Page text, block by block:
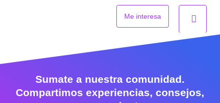
Me interesa
Sumate a nuestra comunidad.
Compartimos experiencias, consejos,